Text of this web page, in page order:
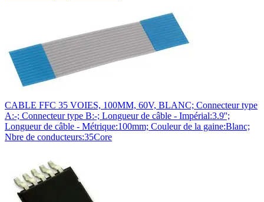
CABLE FFC 35 VOIES, 100MM, 60V, BLANC; Connecteur type
A:-; Connecteur type B:-; Longueur de câble - Impérial:3.9'';
Longueur de câble - Métrique:100mm; Couleur de la gaine:Blanc;
Nbre de conducteurs:35Core